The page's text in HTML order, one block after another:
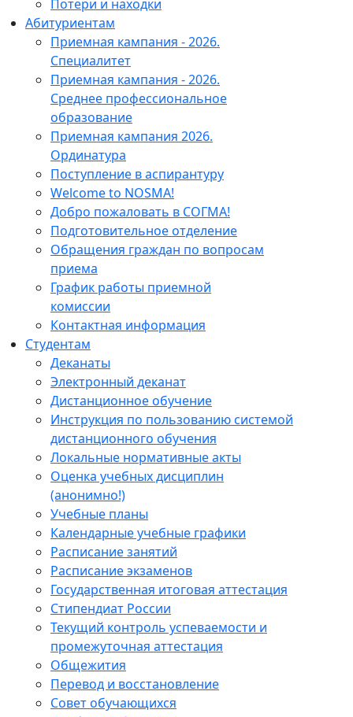
Потери и находки
Абитуриентам
Приемная кампания - 2026.
Специалитет
Приемная кампания - 2026.
Среднее профессиональное
образование
Приемная кампания 2026.
Ординатура
Поступление в аспирантуру
Welcome to NOSMA!
Добро пожаловать в СОГМА!
Подготовительное отделение
Обращения граждан по вопросам
приема
График работы приемной
комиссии
Контактная информация
Студентам
Деканаты
Электронный деканат
Дистанционное обучение
Инструкция по пользованию системой
дистанционного обучения
Локальные нормативные акты
Оценка учебных дисциплин
(анонимно!)
Учебные планы
Календарные учебные графики
Расписание занятий
Расписание экзаменов
Государственная итоговая аттестация
Стипендиат России
Текущий контроль успеваемости и
промежуточная аттестация
Общежития
Перевод и восстановление
Совет обучающихся